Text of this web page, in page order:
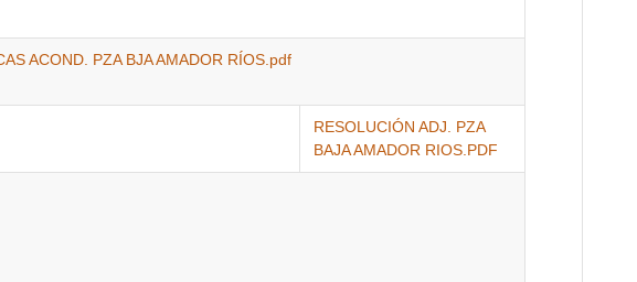
ACOND. PZA BJA AMADOR RÍOS.pdf
RESOLUCIÓN ADJ. PZA
BAJA AMADOR RIOS.PDF